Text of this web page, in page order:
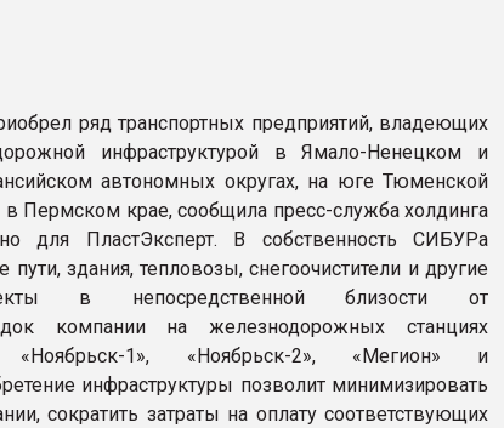
ряд транспортных предприятий, владеющих
инфраструктурой в Ямало-Ненецком и
автономных округах, на юге Тюменской
в Пермском крае, сообщила пресс-служба холдинга
для ПластЭксперт. В собственность СИБУРа
здания, тепловозы, снегоочистители и другие
в непосредственной близости от
компании на железнодорожных станциях
«Ноябрьск-1», «Ноябрьск-2», «Мегион» и
инфраструктуры позволит минимизировать
сократить затраты на оплату соответствующих